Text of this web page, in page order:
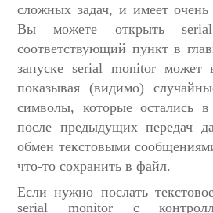
сложных задач, и имеет очень
Вы можете открыть
соответствующий пункт в
запуске serial monitor может
показывая (видимо)
символы, которые остались
после предыдущих передач
обмен текстовыми
что-то сохранить в файл.
Если нужно послать
serial monitor с